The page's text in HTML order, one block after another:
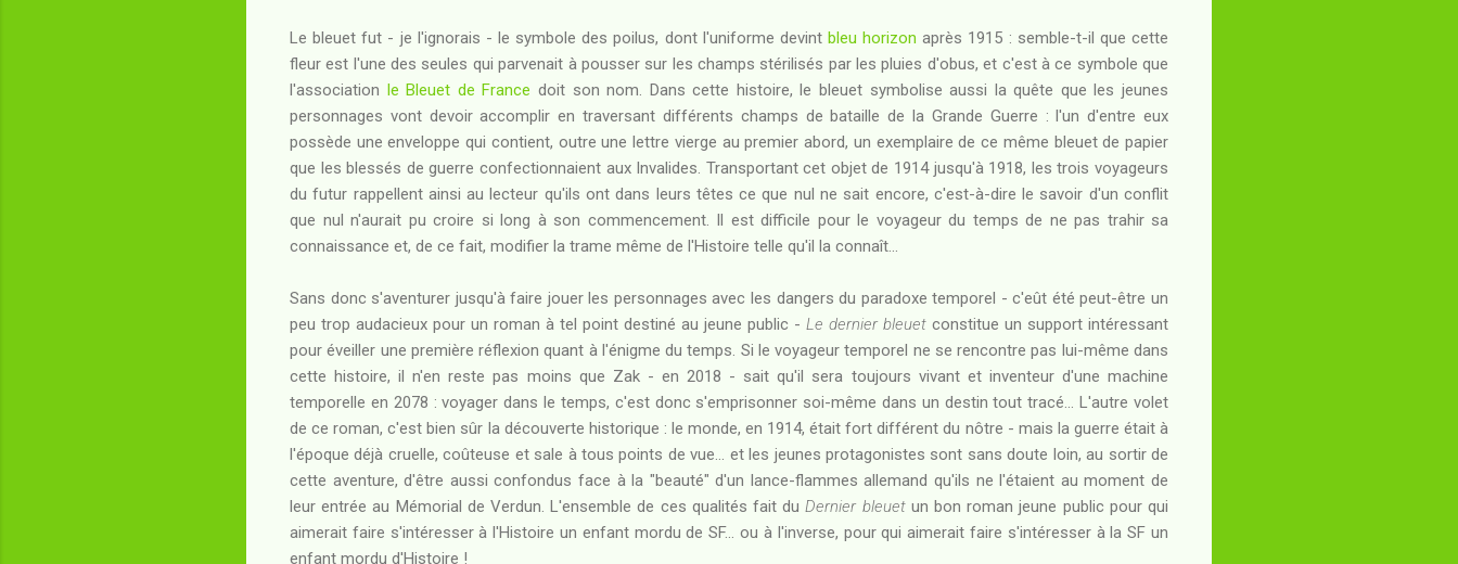
Le bleuet fut - je l'ignorais - le symbole des poilus, dont l'uniforme devint bleu horizon après 1915 : semble-t-il que cette
fleur est l'une des seules qui parvenait à pousser sur les champs stérilisés par les pluies d'obus, et c'est à ce symbole que
l'association le Bleuet de France doit son nom. Dans cette histoire, le bleuet symbolise aussi la quête que les jeunes
personnages vont devoir accomplir en traversant différents champs de bataille de la Grande Guerre : l'un d'entre eux
possède une enveloppe qui contient, outre une lettre vierge au premier abord, un exemplaire de ce même bleuet de papier
que les blessés de guerre confectionnaient aux Invalides. Transportant cet objet de 1914 jusqu'à 1918, les trois voyageurs
du futur rappellent ainsi au lecteur qu'ils ont dans leurs têtes ce que nul ne sait encore, c'est-à-dire le savoir d'un conflit
que nul n'aurait pu croire si long à son commencement. Il est difficile pour le voyageur du temps de ne pas trahir sa
connaissance et, de ce fait, modifier la trame même de l'Histoire telle qu'il la connaît...
Sans donc s'aventurer jusqu'à faire jouer les personnages avec les dangers du paradoxe temporel - c'eût été peut-être un
peu trop audacieux pour un roman à tel point destiné au jeune public - Le dernier bleuet constitue un support intéressant
pour éveiller une première réflexion quant à l'énigme du temps. Si le voyageur temporel ne se rencontre pas lui-même dans
cette histoire, il n'en reste pas moins que Zak - en 2018 - sait qu'il sera toujours vivant et inventeur d'une machine
temporelle en 2078 : voyager dans le temps, c'est donc s'emprisonner soi-même dans un destin tout tracé... L'autre volet
de ce roman, c'est bien sûr la découverte historique : le monde, en 1914, était fort différent du nôtre - mais la guerre était à
l'époque déjà cruelle, coûteuse et sale à tous points de vue... et les jeunes protagonistes sont sans doute loin, au sortir de
cette aventure, d'être aussi confondus face à la "beauté" d'un lance-flammes allemand qu'ils ne l'étaient au moment de
leur entrée au Mémorial de Verdun. L'ensemble de ces qualités fait duDernier bleuetun bon roman jeune public pour qui
aimerait faire s'intéresser à l'Histoire un enfant mordu de SF... ou à l'inverse, pour qui aimerait faire s'intéresser à la SF un
enfant mordu d'Histoire !